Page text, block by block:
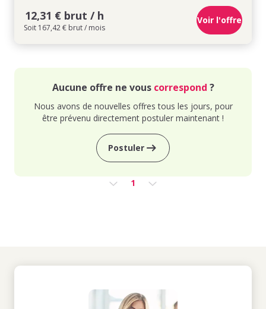
12,31 € brut / h
Soit 167,42 € brut / mois
Voir l'offre
Aucune offre ne vous correspond ?
Nous avons de nouvelles offres tous les jours, pour
être prévenu directement postuler maintenant !
Postuler
1